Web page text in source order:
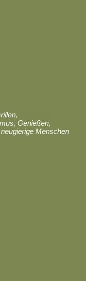
Genießen,
Menschen